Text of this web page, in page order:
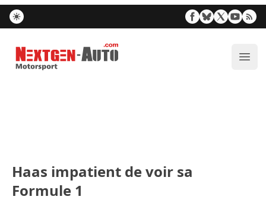
Nextgen-Auto.com
Haas impatient de voir sa
Formule 1